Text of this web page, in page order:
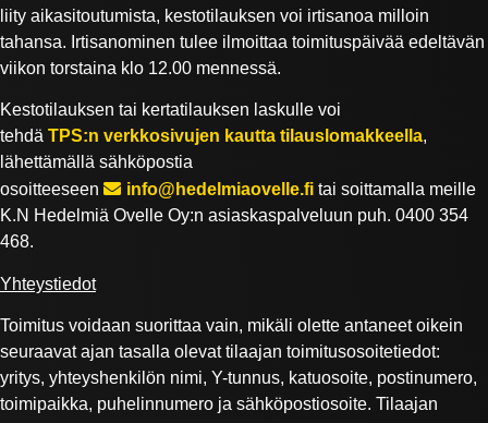
liity aikasitoutumista, kestotilauksen voi irtisanoa milloin
tahansa. Irtisanominen tulee ilmoittaa toimituspäivää edeltävän
viikon torstaina klo 12.00 mennessä.
Kestotilauksen tai kertatilauksen laskulle voi
tehdä TPS:n verkkosivujen kautta tilauslomakkeella,
lähettämällä sähköpostia
osoitteeseen
info@hedelmiaovelle.fi tai soittamalla meille
K.N Hedelmiä Ovelle Oy:n asiaskaspalveluun puh. 0400 354
468.
Yhteystiedot
Toimitus voidaan suorittaa vain, mikäli olette antaneet oikein
seuraavat ajan tasalla olevat tilaajan toimitusosoitetiedot:
yritys, yhteyshenkilön nimi, Y-tunnus, katuosoite, postinumero,
toimipaikka, puhelinnumero ja sähköpostiosoite. Tilaajan